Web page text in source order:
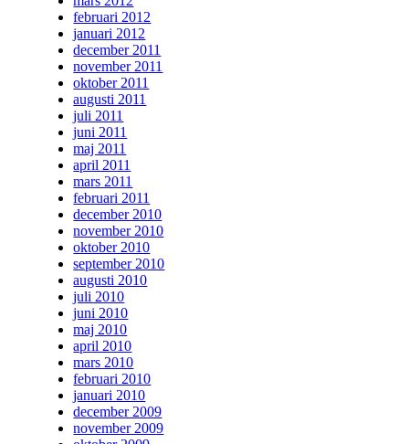
februari 2012
januari 2012
december 2011
november 2011
oktober 2011
augusti 2011
juli 2011
juni 2011
maj 2011
april 2011
mars 2011
februari 2011
december 2010
november 2010
oktober 2010
september 2010
augusti 2010
juli 2010
juni 2010
maj 2010
april 2010
mars 2010
februari 2010
januari 2010
december 2009
november 2009